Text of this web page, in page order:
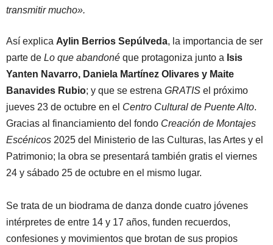
transmitir mucho».
Así explica Aylin Berrios Sepúlveda, la importancia de ser
parte de Lo que abandoné que protagoniza junto a Isis
Yanten Navarro, Daniela Martínez Olivares y Maite
Banavides Rubio; y que se estrena GRATIS el próximo
jueves 23 de octubre en el Centro Cultural de Puente Alto.
Gracias al financiamiento del fondo Creación de Montajes
Escénicos 2025 del Ministerio de las Culturas, las Artes y el
Patrimonio; la obra se presentará también gratis el viernes
24 y sábado 25 de octubre en el mismo lugar.
Se trata de un biodrama de danza donde cuatro jóvenes
intérpretes de entre 14 y 17 años, funden recuerdos,
confesiones y movimientos que brotan de sus propios